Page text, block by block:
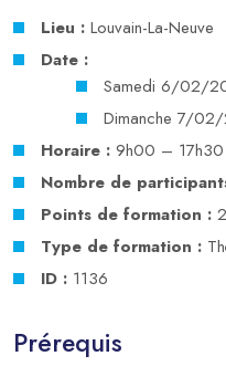
Lieu : Louvain-La-Neuve
Date :
Samedi 6/02/
Dimanche 7/
Horaire : 9h00 – 17h30
Nombre de
Points de formation :
Type de formation :
ID : 1136
Prérequis